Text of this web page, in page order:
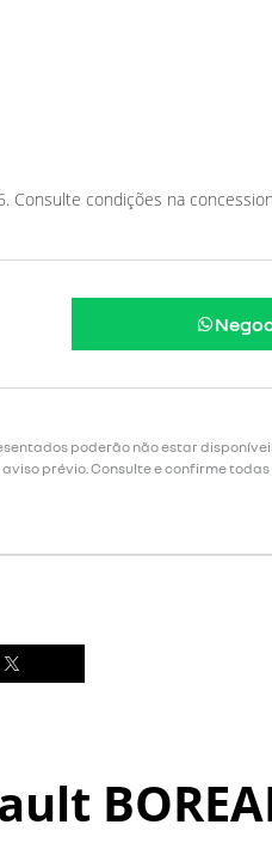
Consulte condições na
poderão não estar
prévio. Consulte e confirme